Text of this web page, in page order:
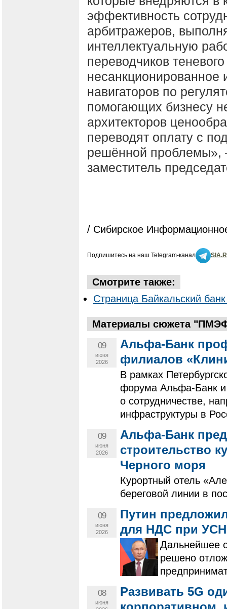
эффективность
арбитражеров,
интеллектуальную
переводчиков
несанкционированное
навигаторов по
помогающих бизнесу
архитекторов
переводят оплату с
решённой
заместитель
/ Сибирское
Подпишитесь на наш Telegram-канал
Смотрите также:
Страница Байкальский
Материалы сюжета
09
июня
2026
Альфа-Банк
филиалов
В рамках
форума Альфа-Банк
о сотрудничестве,
инфраструктуры в
09
июня
2026
Альфа-Банк
строительство
Черного моря
Курортный отель
береговой линии в
09
июня
2026
Путин
для НДС при УСН
Дальнейшее
решено
08
июня
Развивать 5G